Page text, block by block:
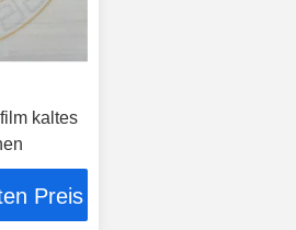
kaltes
Preis